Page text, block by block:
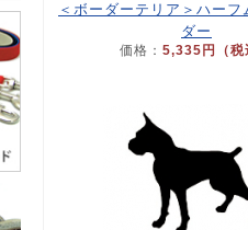
＜ボーダーテリア＞ハー
ダー
価格： 5,335円（税